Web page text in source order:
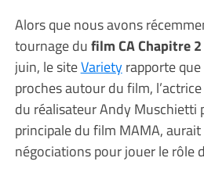
Alors que nous avons
tournage dufilm CA Chapitre 2
juin, le siteVarietyrapporte que
proches autour du film,
du réalisateur Andy Muschietti
principale du film MAMA,
négociations pour jouer le rôle